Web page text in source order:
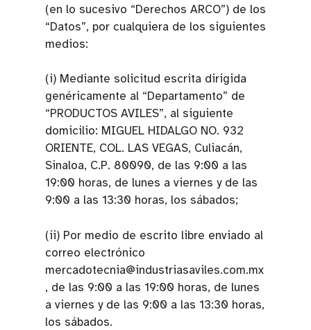
(en lo sucesivo “Derechos ARCO”) de los
“Datos”, por cualquiera de los siguientes
medios:
(i) Mediante solicitud escrita dirigida
genéricamente al “Departamento” de
“PRODUCTOS AVILES”, al siguiente
domicilio: MIGUEL HIDALGO NO. 932
ORIENTE, COL. LAS VEGAS, Culiacán,
Sinaloa, C.P. 80090, de las 9:00 a las
19:00 horas, de lunes a viernes y de las
9:00 a las 13:30 horas, los sábados;
(ii) Por medio de escrito libre enviado al
correo electrónico
mercadotecnia@industriasaviles.com.mx
, de las 9:00 a las 19:00 horas, de lunes
a viernes y de las 9:00 a las 13:30 horas,
los sábados.